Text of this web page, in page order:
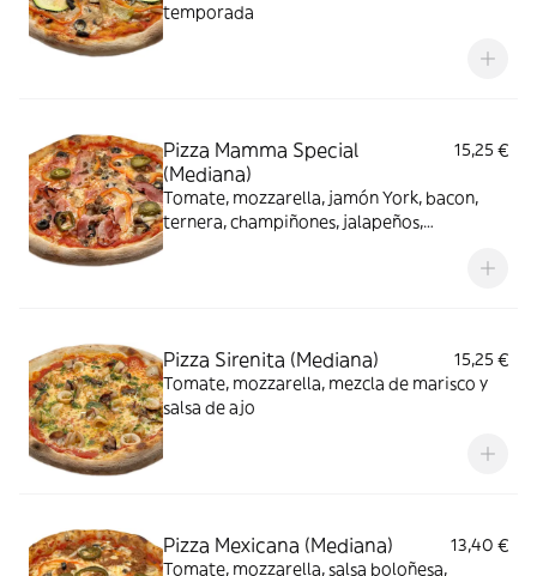
temporada
Pizza Mamma Special
(Mediana)
15,25 €
Tomate, mozzarella, jamón York, bacon,
ternera, champiñones, jalapeños,
Pizza Sirenita (Mediana)
15,25 €
Tomate, mozzarella, mezcla de marisco y
salsa de ajo
Pizza Mexicana (Mediana)
13,40 €
Tomate, mozzarella, salsa boloñesa,